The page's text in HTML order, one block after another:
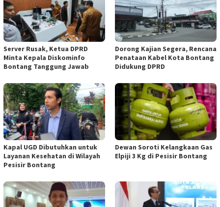
Server Rusak, Ketua DPRD
Minta Kepala Diskominfo
Bontang Tanggung Jawab
Dorong Kajian Segera, Rencana
Penataan Kabel Kota Bontang
Didukung DPRD
Kapal UGD Dibutuhkan untuk
Layanan Kesehatan di Wilayah
Pesisir Bontang
Dewan Soroti Kelangkaan Gas
Elpiji 3 Kg di Pesisir Bontang